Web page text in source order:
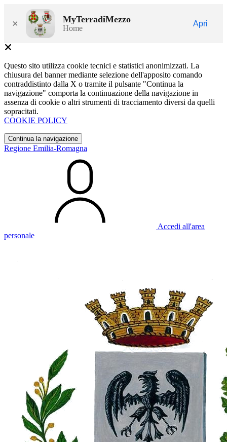
× MyTerradiMezzo
Home
Apri
Questo sito utilizza cookie tecnici e statistici anonimizzati. La
chiusura del banner mediante selezione dell'apposito comando
contraddistinto dalla X o tramite il pulsante "Continua la
navigazione" comporta la continuazione della navigazione in
assenza di cookie o altri strumenti di tracciamento diversi da quelli
sopracitati.
COOKIE POLICY
Continua la navigazione
Regione Emilia-Romagna
Accedi all'area
personale